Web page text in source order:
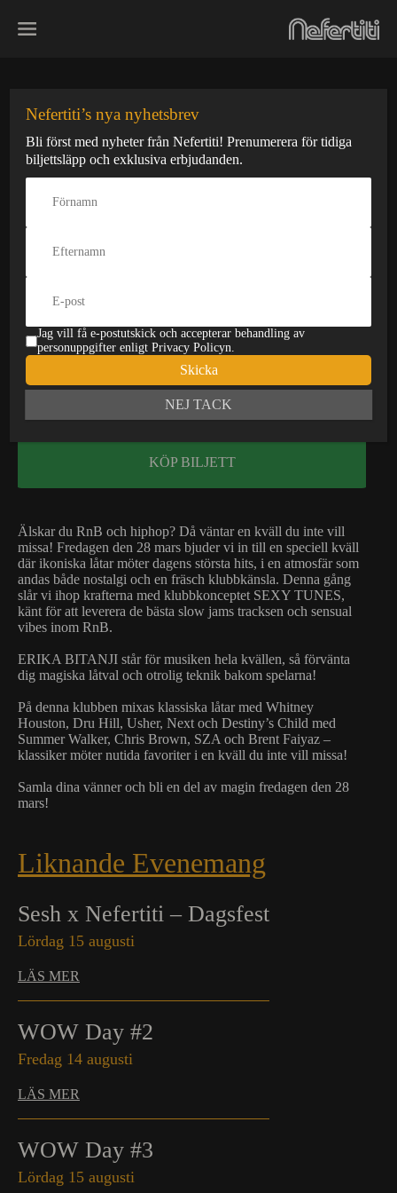
RNB Therapy –
Sexy Tunes
varit
Pris: Från 150 kr
Insläpp: 23:00 Åldersgräns: 23 år
KÖP BILJETT
Älskar du RnB och hiphop? Då väntar en kväll du inte vill
missa! Fredagen den 28 mars bjuder vi in till en speciell kväll
där ikoniska låtar möter dagens största hits, i en atmosfär som
andas både nostalgi och en fräsch klubbkänsla. Denna gång
slår vi ihop krafterna med klubbkonceptet SEXY TUNES,
känt för att leverera de bästa slow jams tracksen och sensual
vibes inom RnB.
ERIKA BITANJI står för musiken hela kvällen, så förvänta
dig magiska låtval och otrolig teknik bakom spelarna!
På denna klubben mixas klassiska låtar med Whitney
Houston, Dru Hill, Usher, Next och Destiny’s Child med
Summer Walker, Chris Brown, SZA och Brent Faiyaz –
klassiker möter nutida favoriter i en kväll du inte vill missa!
Samla dina vänner och bli en del av magin fredagen den 28
mars!
Liknande Evenemang
Sesh x Nefertiti – Dagsfest
Lördag 15 augusti
LÄS MER
WOW Day #2
Fredag 14 augusti
LÄS MER
WOW Day #3
Lördag 15 augusti
Nefertiti’s nya nyhetsbrev
Bli först med nyheter från Nefertiti! Prenumerera för tidiga
biljettsläpp och exklusiva erbjudanden.
Jag vill få e-postutskick och accepterar behandling av
personuppgifter enligt Privacy Policyn.
Skicka
NEJ TACK